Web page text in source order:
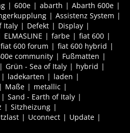
600e abarth
Abarth 600e
Assistenz System
Italy Defekt
Display
ELMASLINE farbe
fiat 600
fiat 600 forum
fiat 600 hybrid
community
Fußmatten
Grün - Sea of Italy
hybrid
ladekarten
laden
Maße
metallic
Sand - Earth of Italy
Sitzheizung
Uconnect
Update